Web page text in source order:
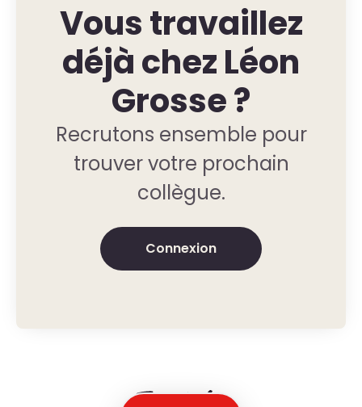
Vous travaillez
déjà chez Léon
Grosse ?
Recrutons ensemble pour
trouver votre prochain
collègue.
Connexion